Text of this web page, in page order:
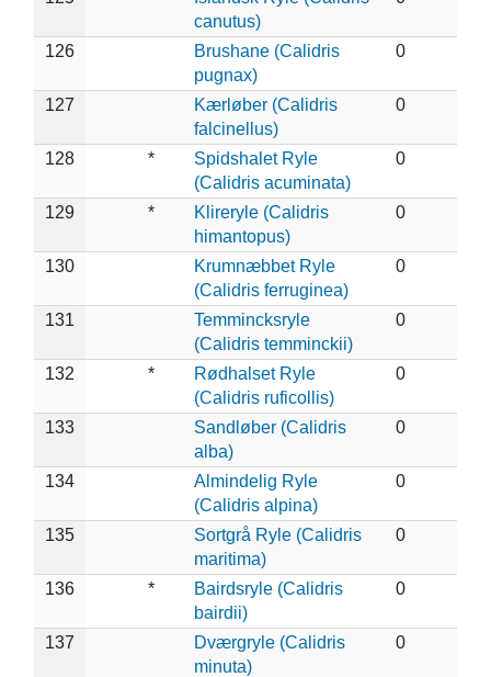
canutus)
126
Brushane (Calidris
pugnax)
0
127
Kærløber (Calidris
falcinellus)
0
128 *
Spidshalet Ryle
(Calidris acuminata)
0
129 *
Klireryle (Calidris
himantopus)
0
130
Krumnæbbet Ryle
(Calidris ferruginea)
0
131
Temmincksryle
(Calidris temminckii)
0
132 *
Rødhalset Ryle
(Calidris ruficollis)
0
133
Sandløber (Calidris
alba)
0
134
Almindelig Ryle
(Calidris alpina)
0
135
Sortgrå Ryle (Calidris
maritima)
0
136 *
Bairdsryle (Calidris
bairdii)
0
137
Dværgryle (Calidris
minuta)
0